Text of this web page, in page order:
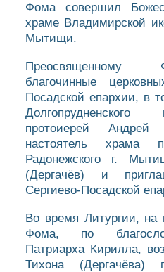
Фома совершил
храме Владимирской
Мытищи.
Преосвященному
благочинные
Посадской епархии, в
Долгопрудненского
протоиерей
настоятель храма
Радонежского г.
(Дергачёв) и
Сергиево-Посадской
Во время Литургии, на
Фома, по
Патриарха Кирилла,
Тихона